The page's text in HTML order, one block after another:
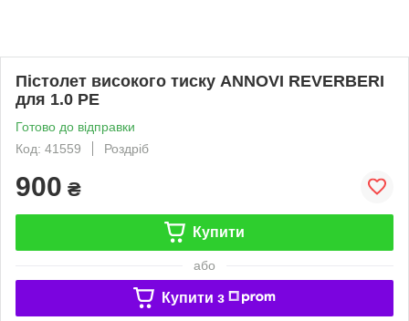
Пістолет високого тиску ANNOVI REVERBERI
для 1.0 PE
Готово до відправки
Код: 41559
Роздріб
900 ₴
Купити
або
Купити з